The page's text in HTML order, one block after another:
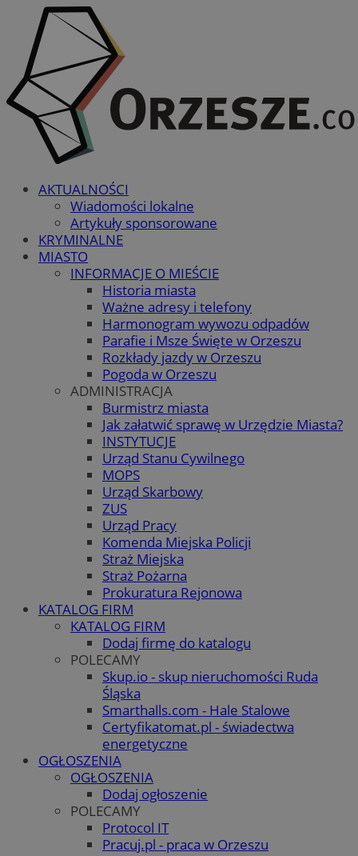
AKTUALNOŚCI
Wiadomości lokalne
Artykuły sponsorowane
KRYMINALNE
MIASTO
INFORMACJE O MIEŚCIE
Historia miasta
Ważne adresy i telefony
Harmonogram wywozu odpadów
Parafie i Msze Święte w Orzeszu
Rozkłady jazdy w Orzeszu
Pogoda w Orzeszu
ADMINISTRACJA
Burmistrz miasta
Jak załatwić sprawę w Urzędzie Miasta?
INSTYTUCJE
Urząd Stanu Cywilnego
MOPS
Urząd Skarbowy
ZUS
Urząd Pracy
Komenda Miejska Policji
Straż Miejska
Straż Pożarna
Prokuratura Rejonowa
KATALOG FIRM
KATALOG FIRM
Dodaj firmę do katalogu
POLECAMY
Skup.io - skup nieruchomości Ruda
Śląska
Smarthalls.com - Hale Stalowe
Certyfikatomat.pl - świadectwa
energetyczne
OGŁOSZENIA
OGŁOSZENIA
Dodaj ogłoszenie
POLECAMY
Protocol IT
Pracuj.pl - praca w Orzeszu